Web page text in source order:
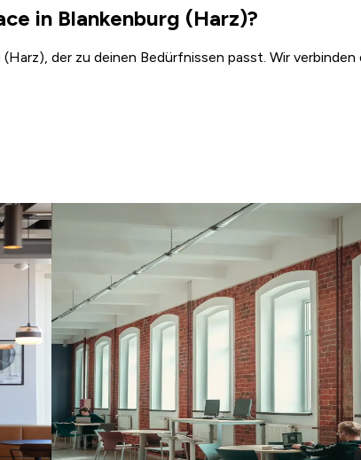
in Blankenburg (Harz)?
der zu deinen Bedürfnissen passt. Wir